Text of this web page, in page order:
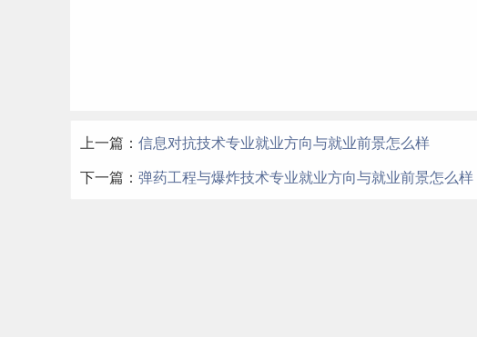
上一篇： 信息对抗技术专业就业方向与就业前景怎么样
下一篇： 弹药工程与爆炸技术专业就业方向与就业前景怎么样